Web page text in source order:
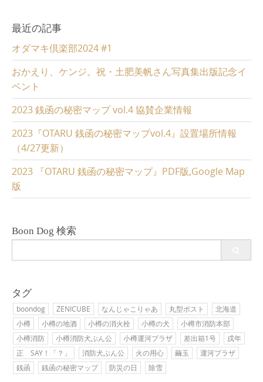
最近の記事
オダマキ倶楽部2024 #1
おかえり、ケンジ。祝・土肥美帆さん写真集出版記念イ
ベント
2023 銭函の秘密マップ vol.4 協賛企業情報
2023『OTARU 銭函の秘密マップvol.4』設置場所情報
（4/27更新）
2023 『OTARU 銭函の秘密マップ』PDF版,Google Map
版
Boon Dog 検索
タグ
boondog ZENICUBE なんじゃこりゃあ 丸型ポスト
北海道
小樽
小樽の地酒 小樽の消火栓 小樽の犬
小樽市消防本部
小樽消防
小樽消防犬ぶん公 小樽運河プラザ 差出箱1号
戌年
正 SAY！「？」
消防犬ぶん公 火の用心 繭玉
運河プラザ
銭函
銭函の秘密マップ 防災の日 除雪